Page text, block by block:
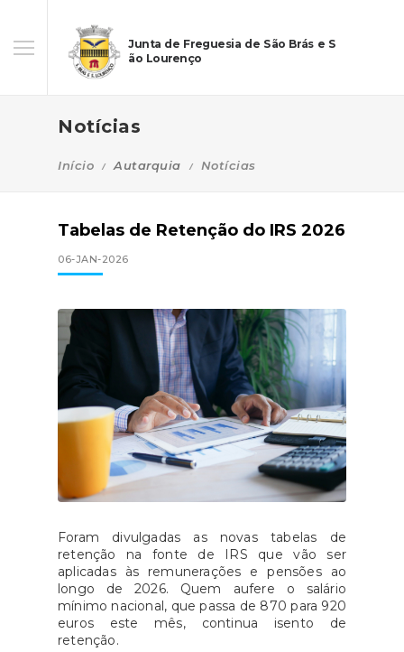
Junta de Freguesia de São Brás e S
ão Lourenço
Notícias
Início Autarquia Notícias
Tabelas de Retenção do IRS 2026
06-JAN-2026
Foram divulgadas as novas tabelas de
retenção na fonte de IRS que vão ser
aplicadas às remunerações e pensões ao
longo de 2026. Quem aufere o salário
mínimo nacional, que passa de 870 para 920
euros este mês, continua isento de
retenção.